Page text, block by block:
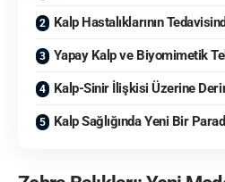
Kalp Hastalıklarının
Yapay Kalp ve Biyomimetik
Kalp-Sinir İlişkisi Üzerine
Kalp Sağlığında Yeni Bir